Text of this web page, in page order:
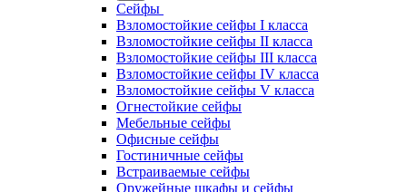
Сейфы
Взломостойкие сейфы I класса
Взломостойкие сейфы II класса
Взломостойкие сейфы III класса
Взломостойкие сейфы IV класса
Взломостойкие сейфы V класса
Огнестойкие сейфы
Мебельные сейфы
Офисные сейфы
Гостиничные сейфы
Встраиваемые сейфы
Оружейные шкафы и сейфы